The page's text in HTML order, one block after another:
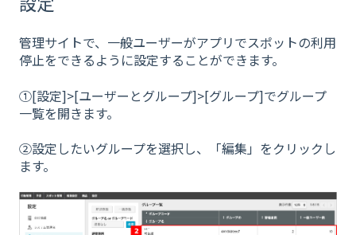
管理サイトで、一般ユーザーがアプリでスポットの利用
停止をできるように設定することができます。
①[設定]>[ユーザーとグループ]>[グループ]でグループ
一覧を開きます。
②設定したいグループを選択し、「編集」をクリックし
ます。